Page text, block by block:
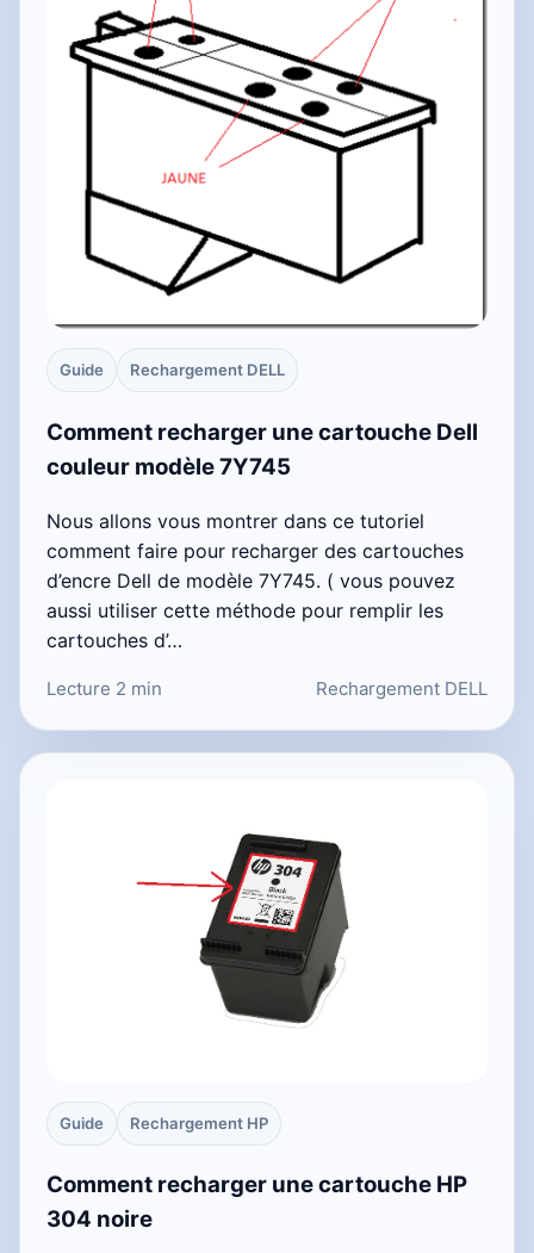
Guide Rechargement DELL
Comment recharger une cartouche Dell
couleur modèle 7Y745
Nous allons vous montrer dans ce tutoriel
comment faire pour recharger des cartouches
d’encre Dell de modèle 7Y745. ( vous pouvez
aussi utiliser cette méthode pour remplir les
cartouches d’…
Lecture 2 min Rechargement DELL
Guide Rechargement HP
Comment recharger une cartouche HP
304 noire